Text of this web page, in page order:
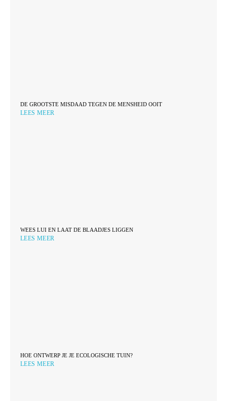
DE GROOTSTE MISDAAD TEGEN DE MENSHEID OOIT
LEES MEER
WEES LUI EN LAAT DE BLAADJES LIGGEN
LEES MEER
HOE ONTWERP JE JE ECOLOGISCHE TUIN?
LEES MEER